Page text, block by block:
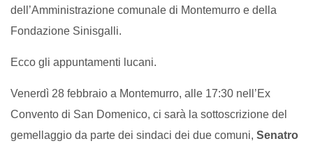
dell’Amministrazione comunale di Montemurro e della
Fondazione Sinisgalli.
Ecco gli appuntamenti lucani.
Venerdì 28 febbraio a Montemurro, alle 17:30 nell’Ex
Convento di San Domenico, ci sarà la sottoscrizione del
gemellaggio da parte dei sindaci dei due comuni, Senatro